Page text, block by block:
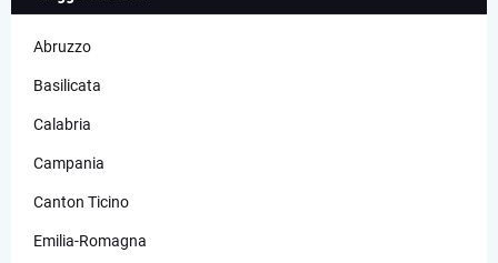
Abruzzo
Basilicata
Calabria
Campania
Canton Ticino
Emilia-Romagna